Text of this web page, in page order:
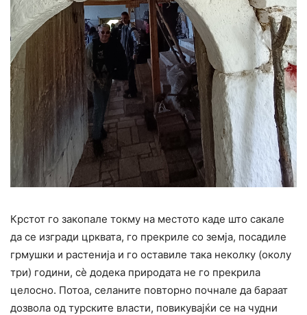
Крстот го закопале токму на местото каде што сакале
да се изгради црквата, го прекриле со земја, посадиле
грмушки и растенија и го оставиле така неколку (околу
три) години, сè додека природата не го прекрила
целосно. Потоа, селаните повторно почнале да бараат
дозвола од турските власти, повикувајќи се на чудни